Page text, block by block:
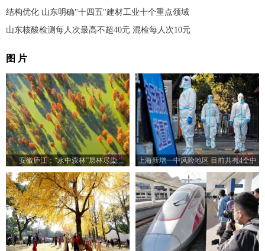
结构优化 山东明确"十四五"建材工业十个重点领域
山东核酸检测每人次最高不超40元 混检每人次10元
图 片
安徽庐江：“水中森林”层林尽染
上海新增一中风险地区 目前共有4个中
风险地区